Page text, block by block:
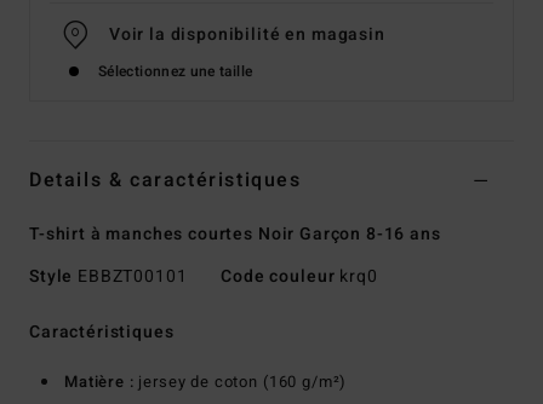
Voir la disponibilité en magasin
Sélectionnez une taille
Details & caractéristiques
T-shirt à manches courtes Noir Garçon 8-16 ans
Style EBBZT00101 Code couleur krq0
Caractéristiques
Matière : jersey de coton (160 g/m²)